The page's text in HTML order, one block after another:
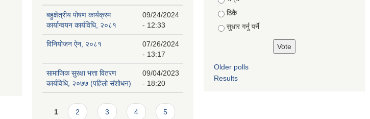
बहुक्षेत्रीय पोषण कार्यक्रम
कार्यान्वयन कार्यविधि, २०८१
09/24/2024
- 12:33
विनियोजन ऐन, २०८१
07/26/2024
- 13:17
सामाजिक सुरक्षा भत्ता वितरण
कार्यविधि, २०७७ (पहिलो संशोधन)
09/04/2023
- 18:20
Pages
1 2 3 4 5
ठिकै
सुधार गर्नु पर्ने
Older polls
Results